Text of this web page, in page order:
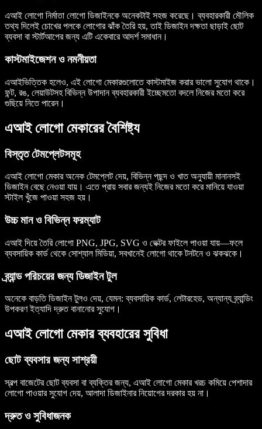
এআই লোগো নির্মাতা লোগো ডিজাইনকে অনেকটাই সহজ করেছে। ব্যবহারকারী মৌলিক
তথ্য দিলেই চোখের পলকে লোগোর ঝাঁক তৈরি হয়, তাই ডিজাইন দক্ষতা ছাড়াই ছোট
ব্যবসা বা স্টার্টআপের জন্য এটি একেবারে আদর্শ সমাধান।
কাস্টমাইজেশন ও নমনীয়তা
এআইভিত্তিক হলেও, এই লোগো মেকারগুলোতে কাস্টমাইজ করার ভালো সুযোগ থাকে।
ফন্ট, রঙ, লেয়াউটসহ বিভিন্ন উপাদান ব্যবহারকারী ইচ্ছেমতো বদলে নিজের মতো করে
গুছিয়ে নিতে পারেন।
এআই লোগো মেকারের বৈশিষ্ট্য
বিস্তৃত টেমপ্লেটসমূহ
এআই লোগো মেকার অনেক টেমপ্লেট দেয়, বিভিন্ন পছন্দ ও খাত অনুযায়ী মানানসই
ডিজাইন বেছে নেওয়া যায়। এতে প্রায় সবার জন্যই নিজের মতো করে মানিয়ে যাওয়া
স্টাইল খুঁজে পাওয়া সহজ হয়।
উচ্চ মান ও বিভিন্ন ফরম্যাট
এআই দিয়ে তৈরি লোগো PNG, JPG, SVG ও ভেক্টর ফাইলে পাওয়া যায়—ফলে
ব্যবসায়িক কার্ড থেকে সোশ্যাল মিডিয়া, সবখানেই লোগো থাকে টনটনে ও ঝকঝকে।
ব্র্যান্ড পরিচয়ের জন্য ডিজাইন টুল
অনেকে বাড়তি ডিজাইন টুলও দেয়, যেমন: ব্যবসায়িক কার্ড, লেটারহেড, অন্যান্য ব্র্যান্ডিং
উপকরণ ইত্যাদি দ্রুত বানানোর সুযোগ।
এআই লোগো মেকার ব্যবহারের সুবিধা
ছোট ব্যবসার জন্য সাশ্রয়ী
স্বল্প বাজেটের ছোট ব্যবসা বা ব্যক্তির জন্য, এআই লোগো মেকার খরচ কমিয়ে পেশাদার
লোগো পাওয়ার সুযোগ দেয়, আলাদা ডিজাইনার নিয়োগের দরকার হয় না।
দ্রুত ও সুবিধাজনক